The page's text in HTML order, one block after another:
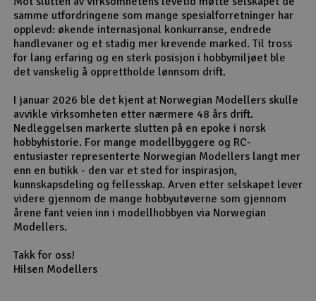
samme utfordringene som mange spesialforretninger har
opplevd: økende internasjonal konkurranse, endrede
handlevaner og et stadig mer krevende marked. Til tross
for lang erfaring og en sterk posisjon i hobbymiljøet ble
det vanskelig å opprettholde lønnsom drift.
I januar 2026 ble det kjent at Norwegian Modellers skulle
avvikle virksomheten etter nærmere 48 års drift.
Nedleggelsen markerte slutten på en epoke i norsk
hobbyhistorie. For mange modellbyggere og RC-
entusiaster representerte Norwegian Modellers langt mer
enn en butikk - den var et sted for inspirasjon,
kunnskapsdeling og fellesskap. Arven etter selskapet lever
videre gjennom de mange hobbyutøverne som gjennom
årene fant veien inn i modellhobbyen via Norwegian
Modellers.
Takk for oss!
Hilsen Modellers